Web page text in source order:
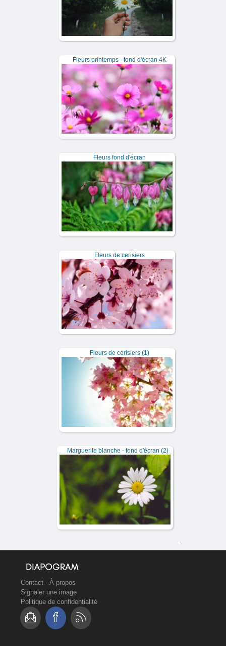
Fleurs printemps - fond d'écran 4K
Fleurs fond d'écran
Fleurs de cerisiers
Fleurs de cerisiers (1)
Marguerite blanche - fond d'écran (2)
.
Contact - À propos
Signaler une image
Politique de confidentialité